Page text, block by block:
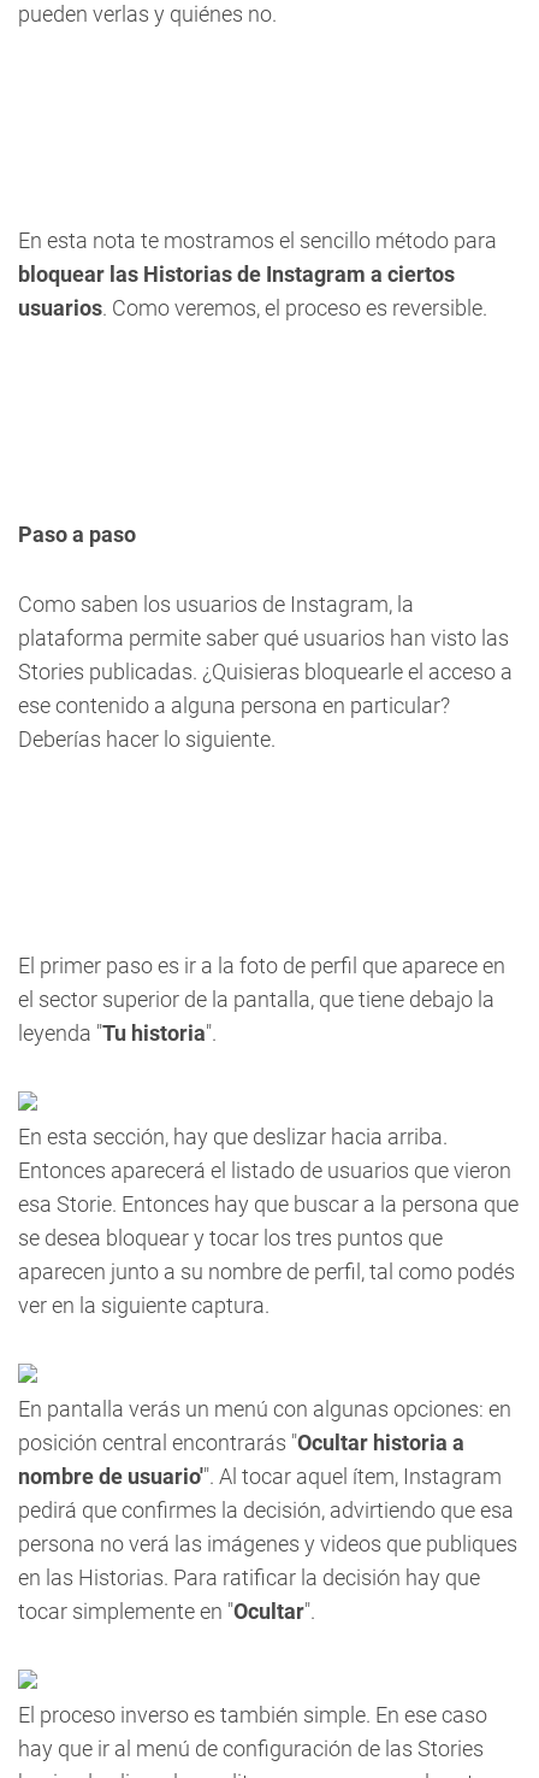
pueden verlas y quiénes no.
En esta nota te mostramos el sencillo método para
bloquear las Historias de Instagram a ciertos
usuarios. Como veremos, el proceso es reversible.
Paso a paso
Como saben los usuarios de Instagram, la
plataforma permite saber qué usuarios han visto las
Stories publicadas. ¿Quisieras bloquearle el acceso a
ese contenido a alguna persona en particular?
Deberías hacer lo siguiente.
El primer paso es ir a la foto de perfil que aparece en
el sector superior de la pantalla, que tiene debajo la
leyenda "Tu historia".
En esta sección, hay que deslizar hacia arriba.
Entonces aparecerá el listado de usuarios que vieron
esa Storie. Entonces hay que buscar a la persona que
se desea bloquear y tocar los tres puntos que
aparecen junto a su nombre de perfil, tal como podés
ver en la siguiente captura.
En pantalla verás un menú con algunas opciones: en
posición central encontrarás "Ocultar historia a
nombre de usuario'". Al tocar aquel ítem, Instagram
pedirá que confirmes la decisión, advirtiendo que esa
persona no verá las imágenes y videos que publiques
en las Historias. Para ratificar la decisión hay que
tocar simplemente en "Ocultar".
El proceso inverso es también simple. En ese caso
hay que ir al menú de configuración de las Stories